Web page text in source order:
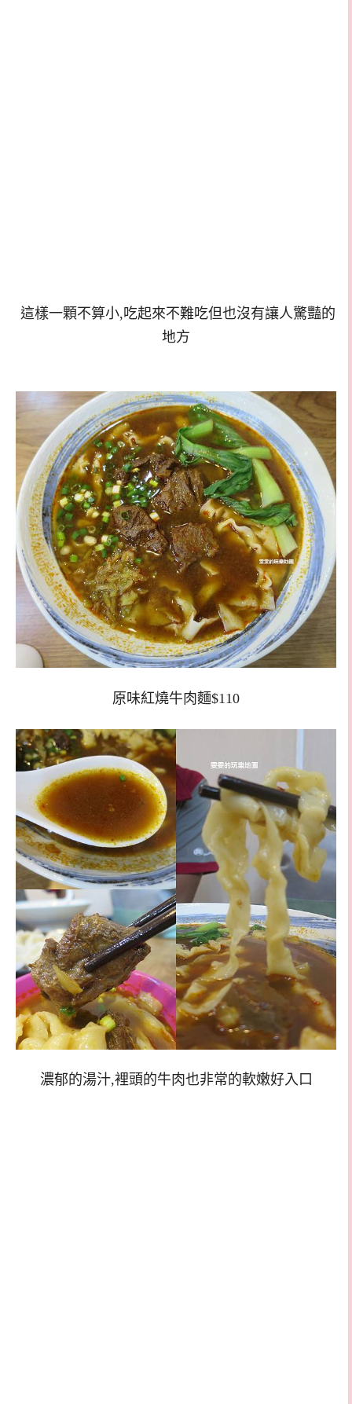
這樣一顆不算小,吃起來不難吃但也沒有讓人驚豔的
地方
原味紅燒牛肉麵$110
濃郁的湯汁,裡頭的牛肉也非常的軟嫩好入口